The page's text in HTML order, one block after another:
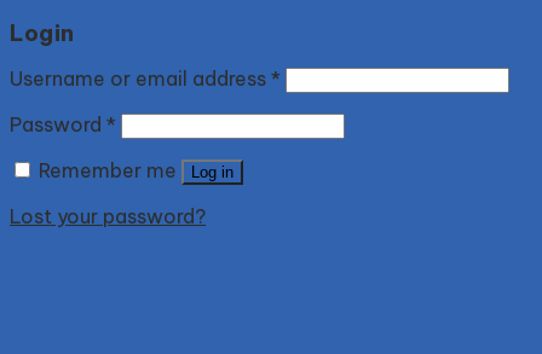
Login
Username or email address *
Password *
Remember me
Log in
Lost your password?